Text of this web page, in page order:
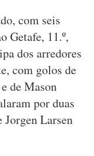
com seis
Getafe, 11.º,
dos arredores
com golos de
de Mason
por duas
Jorgen Larsen